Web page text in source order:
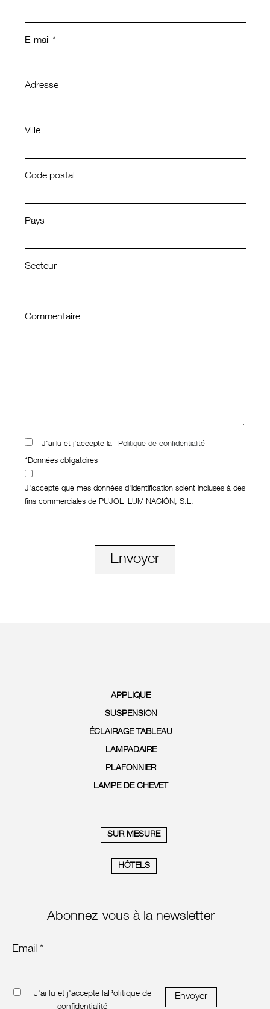
E-mail *
Adresse
Ville
Code postal
Pays
Secteur
Commentaire
J'ai lu et j'accepte la Politique de confidentialité
*Données obligatoires
J'accepte que mes données d'identification soient incluses à des
fins commerciales de PUJOL ILUMINACIÓN, S.L.
Envoyer
APPLIQUE
SUSPENSION
ÉCLAIRAGE TABLEAU
LAMPADAIRE
PLAFONNIER
LAMPE DE CHEVET
SUR MESURE
HÔTELS
Abonnez-vous à la newsletter
Email *
J'ai lu et j'accepte laPolitique de
confidentialité
Envoyer